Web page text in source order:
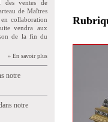
des ventes de
de Maîtres
collaboration
vendra aux
de la fin du
» En savoir plus
notre
notre